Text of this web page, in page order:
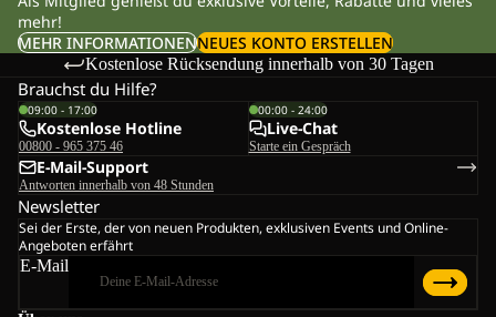
mehr!
MEHR INFORMATIONENNEUES KONTO ERSTELLEN
Kostenlose Rücksendung innerhalb von 30 Tagen
Brauchst du Hilfe?
09:00 - 17:00
Kostenlose Hotline
00800 - 965 375 46
00:00 - 24:00
Live-Chat
Starte ein Gespräch
E-Mail-Support
Antworten innerhalb von 48 Stunden
Newsletter
Sei der Erste, der von neuen Produkten, exklusiven Events und Online-
Angeboten erfährt
E-Mail